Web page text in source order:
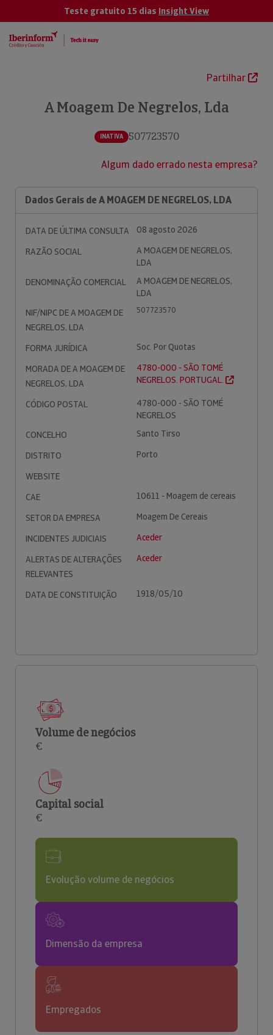
Teste gratuito 15 dias Insight View
Partilhar
A Moagem De Negrelos, Lda
INATIVA 507723570
Algum dado errado nesta empresa?
Dados Gerais de A MOAGEM DE NEGRELOS, LDA
DATA DE ÚLTIMA CONSULTA
08 agosto 2026
RAZÃO SOCIAL
A MOAGEM DE NEGRELOS,
LDA
DENOMINAÇÃO COMERCIAL
A MOAGEM DE NEGRELOS,
LDA
NIF/NIPC DE A MOAGEM DE
NEGRELOS, LDA
507723570
FORMA JURÍDICA
Soc. Por Quotas
MORADA DE A MOAGEM DE
NEGRELOS, LDA
4780-000 - SÃO TOMÉ
NEGRELOS. PORTUGAL.
CÓDIGO POSTAL
4780-000 - SÃO TOMÉ
NEGRELOS
CONCELHO
Santo Tirso
DISTRITO
Porto
WEBSITE
CAE
10611 - Moagem de cereais
SETOR DA EMPRESA
Moagem De Cereais
INCIDENTES JUDICIAIS
Aceder
ALERTAS DE ALTERAÇÕES
RELEVANTES
Aceder
DATA DE CONSTITUIÇÃO 1918/05/10
Volume de negócios
€
Capital social
€
Evolução volume de negócios
Dimensão da empresa
Empregados